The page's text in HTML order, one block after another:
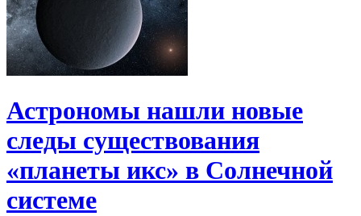
Астрономы нашли новые
следы существования
«планеты икс» в Солнечной
системе